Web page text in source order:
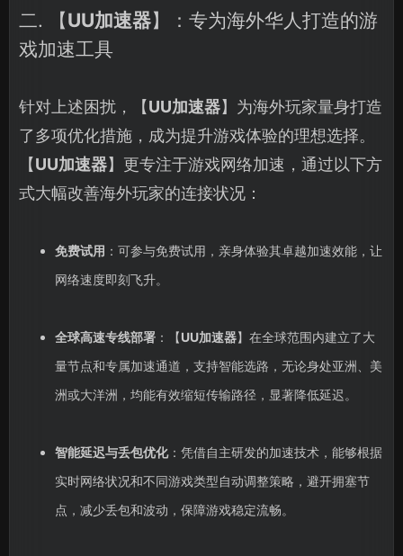
二. 【UU加速器】：专为海外华人打造的游
戏加速工具
针对上述困扰，【UU加速器】为海外玩家量身打造
了多项优化措施，成为提升游戏体验的理想选择。
【UU加速器】更专注于游戏网络加速，通过以下方
式大幅改善海外玩家的连接状况：
免费试用 ：可参与免费试用，亲身体验其卓越加速效能，让
网络速度即刻飞升。
全球高速专线部署：【UU加速器】在全球范围内建立了大
量节点和专属加速通道，支持智能选路，无论身处亚洲、美
洲或大洋洲，均能有效缩短传输路径，显著降低延迟。
智能延迟与丢包优化：凭借自主研发的加速技术，能够根据
实时网络状况和不同游戏类型自动调整策略，避开拥塞节
点，减少丢包和波动，保障游戏稳定流畅。